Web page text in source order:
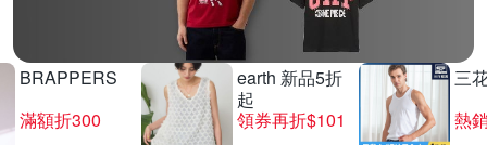
BRAPPERS
滿額折300
earth 新品5折
起
領券再折$101
三
熱